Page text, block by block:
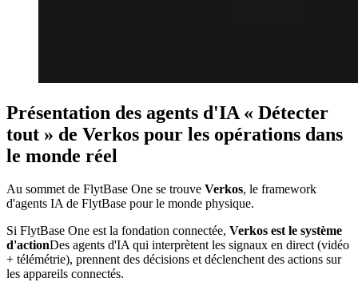
Présentation des agents d'IA « Détecter
tout » de Verkos pour les opérations dans
le monde réel
Au sommet de FlytBase One se trouve Verkos, le framework
d'agents IA de FlytBase pour le monde physique.
Si FlytBase One est la fondation connectée, Verkos est le système
d'actionDes agents d'IA qui interprètent les signaux en direct (vidéo
+ télémétrie), prennent des décisions et déclenchent des actions sur
les appareils connectés.